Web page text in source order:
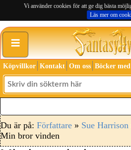
Vi använder cookies för att ge dig bästa
Läs mer om
≡
Köpvillkor Kontakt Om oss Böcker
Du är på: Författare » Sue Harrison
Min bror vinden